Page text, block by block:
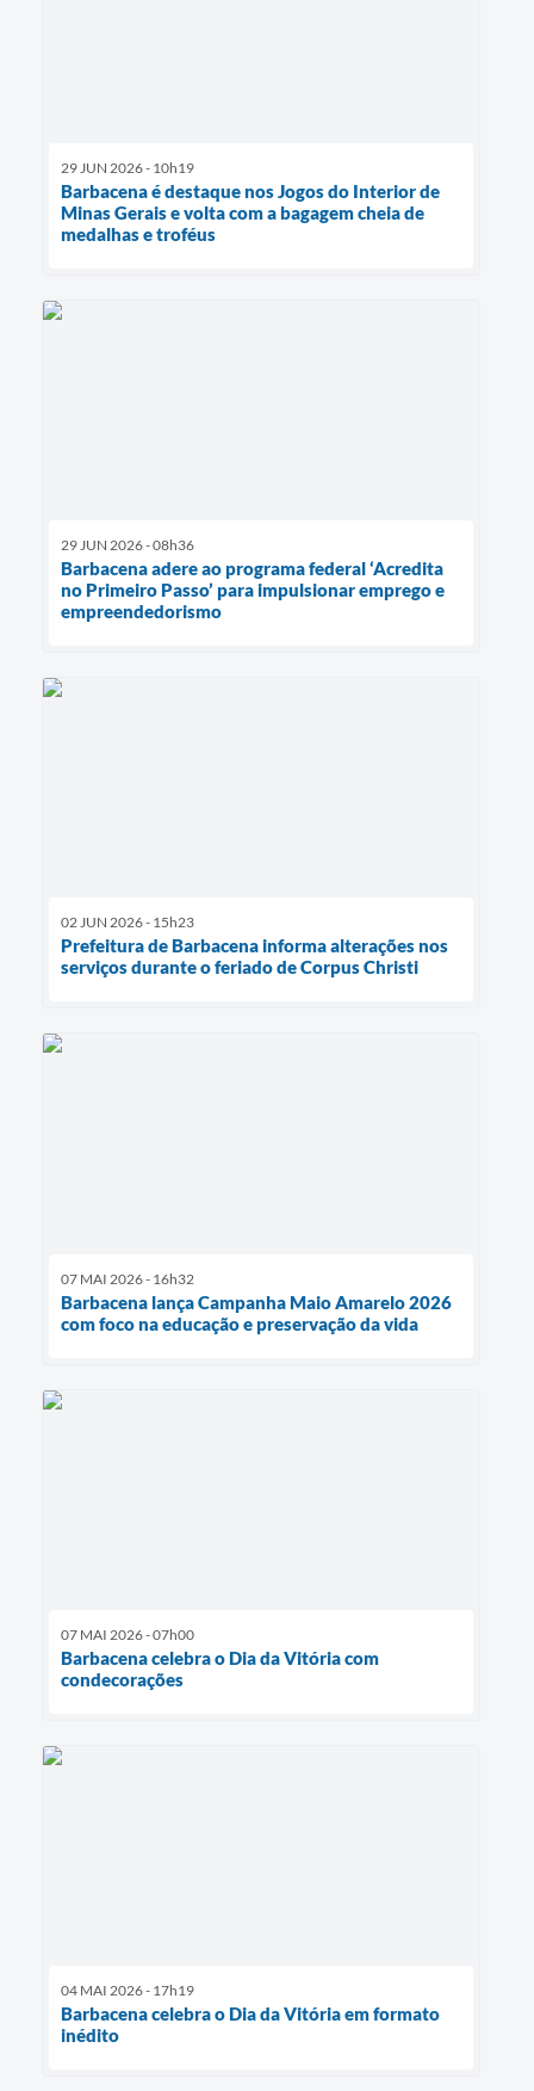
29 JUN 2026 - 10h19
Barbacena é destaque nos Jogos do Interior de
Minas Gerais e volta com a bagagem cheia de
medalhas e troféus
29 JUN 2026 - 08h36
Barbacena adere ao programa federal ‘Acredita
no Primeiro Passo’ para impulsionar emprego e
empreendedorismo
02 JUN 2026 - 15h23
Prefeitura de Barbacena informa alterações nos
serviços durante o feriado de Corpus Christi
07 MAI 2026 - 16h32
Barbacena lança Campanha Maio Amarelo 2026
com foco na educação e preservação da vida
07 MAI 2026 - 07h00
Barbacena celebra o Dia da Vitória com
condecorações
04 MAI 2026 - 17h19
Barbacena celebra o Dia da Vitória em formato
inédito